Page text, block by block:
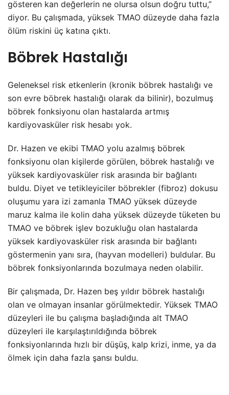
gösteren kan değerlerin ne olursa olsun doğru tuttu,”
diyor. Bu çalışmada, yüksek TMAO düzeyde daha fazla
ölüm riskini üç katına çıktı.
Böbrek Hastalığı
Geleneksel risk etkenlerin (kronik böbrek hastalığı ve
son evre böbrek hastalığı olarak da bilinir), bozulmuş
böbrek fonksiyonu olan hastalarda artmış
kardiyovasküler risk hesabı yok.
Dr. Hazen ve ekibi TMAO yolu azalmış böbrek
fonksiyonu olan kişilerde görülen, böbrek hastalığı ve
yüksek kardiyovasküler risk arasında bir bağlantı
buldu. Diyet ve tetikleyiciler böbrekler (fibroz) dokusu
oluşumu yara izi zamanla TMAO yüksek düzeyde
maruz kalma ile kolin daha yüksek düzeyde tüketen bu
TMAO ve böbrek işlev bozukluğu olan hastalarda
yüksek kardiyovasküler risk arasında bir bağlantı
göstermenin yanı sıra, (hayvan modelleri) buldular. Bu
böbrek fonksiyonlarında bozulmaya neden olabilir.
Bir çalışmada, Dr. Hazen beş yıldır böbrek hastalığı
olan ve olmayan insanlar görülmektedir. Yüksek TMAO
düzeyleri ile bu çalışma başladığında alt TMAO
düzeyleri ile karşılaştırıldığında böbrek
fonksiyonlarında hızlı bir düşüş, kalp krizi, inme, ya da
ölmek için daha fazla şansı buldu.